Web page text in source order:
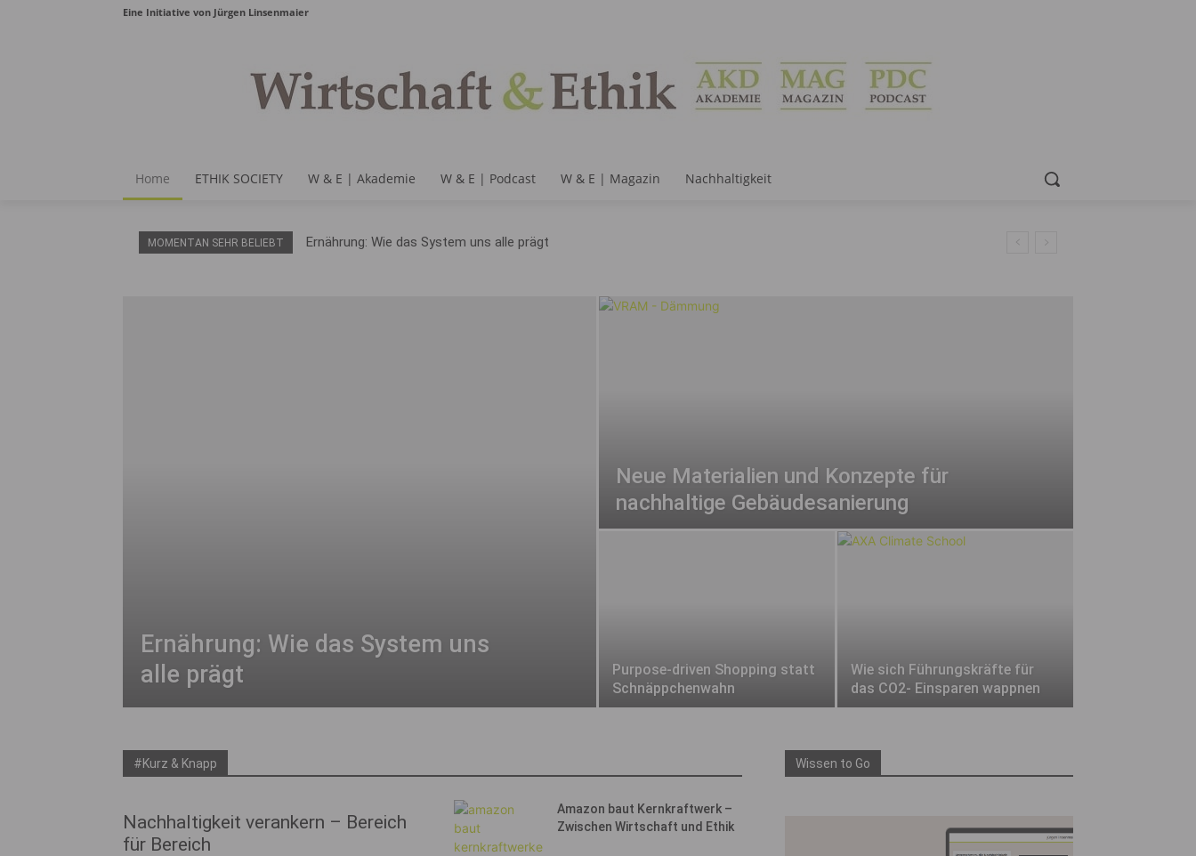
Eine Initiative von Jürgen Linsenmaier
Home ETHIK SOCIETY W & E | Akademie W & E | Podcast W & E | Magazin Nachhaltigkeit
MOMENTAN SEHR BELIEBT Ernährung: Wie das System uns alle prägt
Ernährung: Wie das System uns
alle prägt
Neue Materialien und Konzepte für
nachhaltige Gebäudesanierung
Purpose-driven Shopping statt
Schnäppchenwahn
Wie sich Führungskräfte für
das CO2- Einsparen wappnen
#Kurz & Knapp
Nachhaltigkeit verankern – Bereich
für Bereich
Amazon baut Kernkraftwerk –
Zwischen Wirtschaft und Ethik
Wissen to Go